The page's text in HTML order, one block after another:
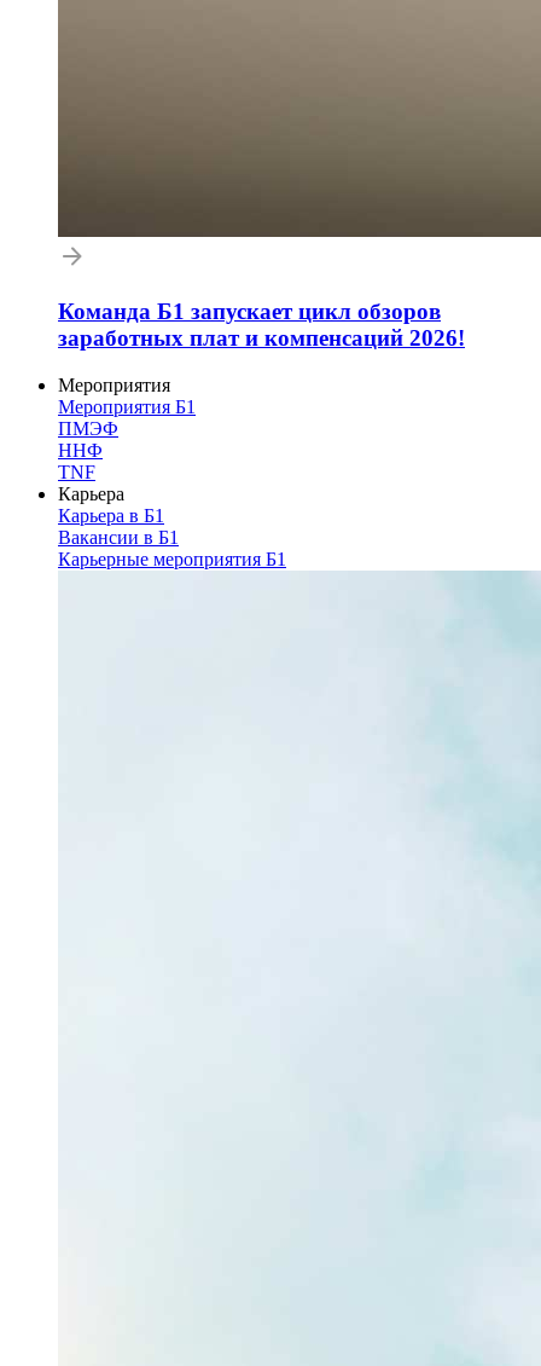
Команда Б1 запускает цикл обзоров
заработных плат и компенсаций 2026!
Мероприятия
Мероприятия Б1
ПМЭФ
ННФ
TNF
Карьера
Карьера в Б1
Вакансии в Б1
Карьерные мероприятия Б1